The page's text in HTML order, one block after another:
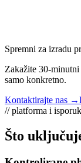
Spremni za izradu
Zakažite 30-
samo konkretno.
Kontaktirajte nas →
// platforma i
Što